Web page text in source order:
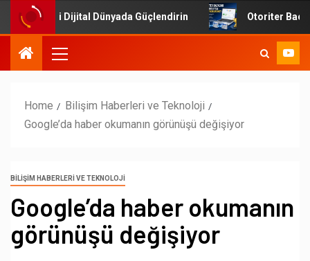
Dijital Dünyada Güçlendirin Otoriter Backlink
Home
Bilişim Haberleri ve Teknoloji
Google’da haber okumanın görünüşü değişiyor
BILIŞIM HABERLERI VE TEKNOLOJI
Google’da haber okumanın
görünüşü değişiyor